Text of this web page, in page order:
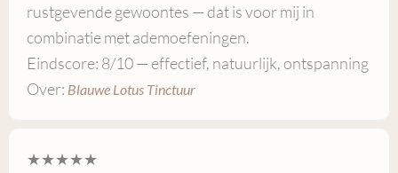
rustgevende gewoontes — dat is voor mij in
combinatie met ademoefeningen.
Eindscore: 8/10 — effectief, natuurlijk, ontspanning
Over: Blauwe Lotus Tinctuur
★★★★★